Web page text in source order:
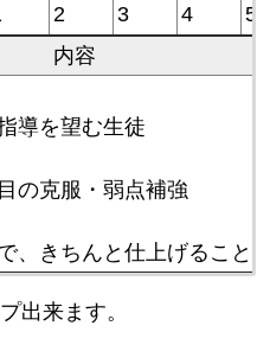
2 3 4
5
内容
導を望む生徒
の克服・弱点補強
、きちんと仕上げること
出来ます。